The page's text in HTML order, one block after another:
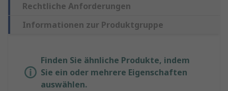
Rechtliche Anforderungen
Informationen zur Produktgruppe
Finden Sie ähnliche Produkte, indem
Sie ein oder mehrere Eigenschaften
auswählen.